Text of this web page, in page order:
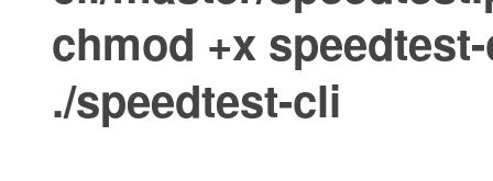
chmod +x
./speedtest-cli